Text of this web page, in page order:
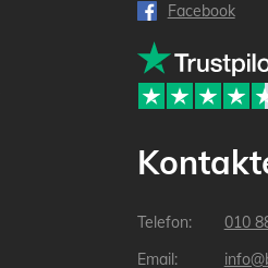
Facebook
010